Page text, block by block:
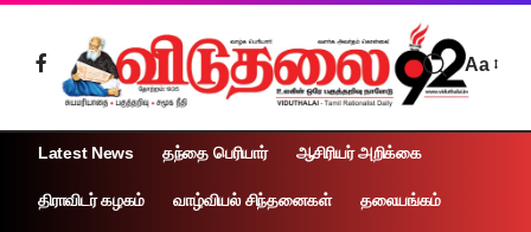
Aa
Latest News தந்தை பெரியார் ஆசிரியர் அறிக்கை
திராவிடர் கழகம் வாழ்வியல் சிந்தனைகள் தலையங்கம்